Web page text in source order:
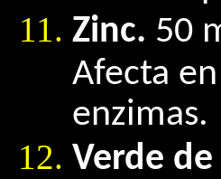
Zinc. 50
Afecta
enzimas.
Verde